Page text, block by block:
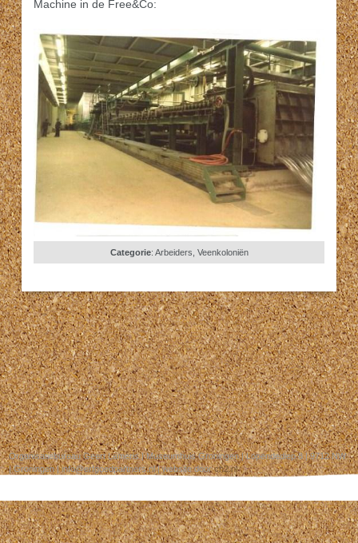
Machine in de Free&Co:
Categorie: Arbeiders Veenkoloniën
Organisatiebureau Geert Lameris | Museumhuis Groningen | Lopendediep 8 | 9712 NW
| Groningen | info@erfgoedpartners.nl | website doorch2.nl